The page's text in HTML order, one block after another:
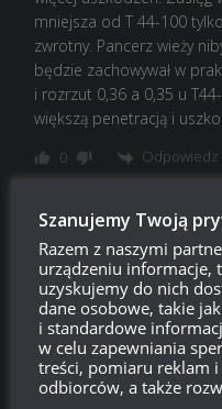
mniejsza od T 44-100
zwrotny. Pancerz wieży
będzie zachowywał w
i rozrzut 0,36 a 0,35 u
większą penetracją i
0 Odpowiedz
Proszący o
Reply to
Ja porównałem
Mogę się mylić, ale czy
0,34?
Różnica w penetracji
dawna w grze mamy już
Szanujemy Twoją
Razem z naszymi
urządzeniu informacje,
uzyskujemy do nich
dane osobowe, takie
i standardowe
w celu zapewniania
treści, pomiaru reklam
odbiorców, a także